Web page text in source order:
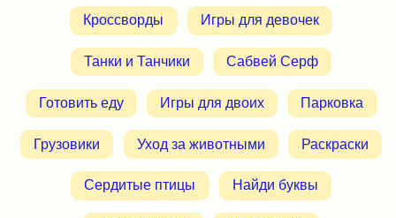
Кроссворды Игры для девочек
Танки и Танчики Сабвей Серф
Готовить еду Игры для двоих Парковка
Грузовики Уход за животными Раскраски
Сердитые птицы Найди буквы